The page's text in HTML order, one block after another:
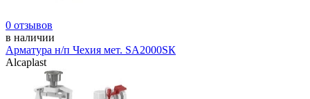
0 отзывов
в наличии
Арматура н/п Чехия мет. SA2000SК
Alcaplast